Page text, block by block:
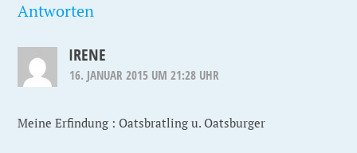
Antworten
IRENE
16. JANUAR 2015 UM 21:28 UHR
Meine Erfindung : Oatsbratling u. Oatsburger